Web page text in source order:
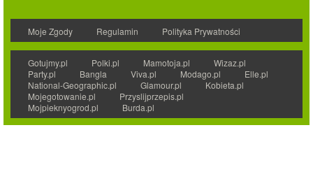
Moje Zgody Regulamin Polityka Prywatności
Gotujmy.pl Polki.pl Mamotoja.pl
Wizaz.pl
Party.pl
Bangla Viva.pl Modago.pl
Elle.pl
National-Geographic.pl
Glamour.pl
Kobieta.pl
Mojegotowanie.pl
Przyslijprzepis.pl
Mojpieknyogrod.pl
Burda.pl